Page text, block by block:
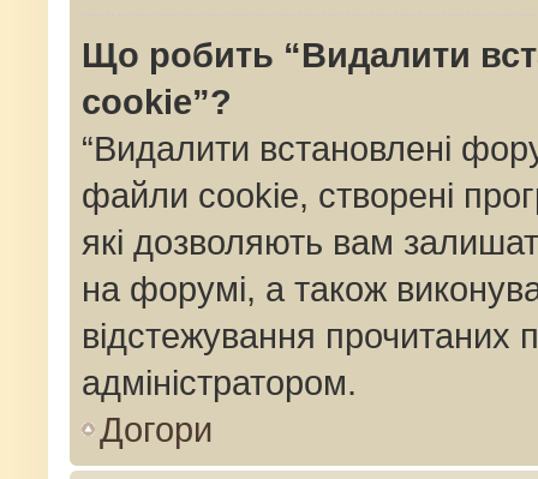
Що робить “Видалити
cookie”?
“Видалити встановлені
файли cookie, створені
які дозволяють вам
на форумі, а також
відстежування прочитаних
адміністратором.
Догори